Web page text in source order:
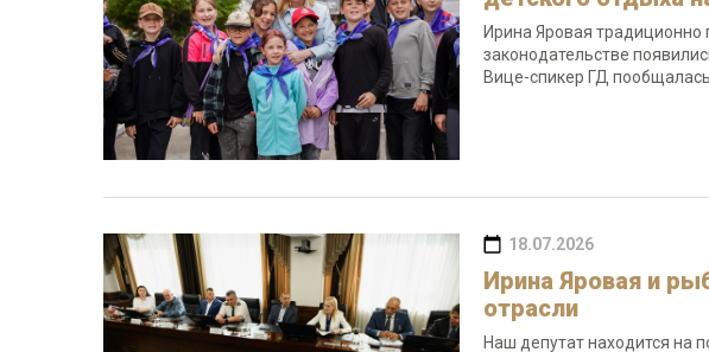
Ирина Яровая традиционно
законодательстве
Вице-спикер ГД
18.07.2026
Ирина Яровая и
отрасли
Наш депутат находится на